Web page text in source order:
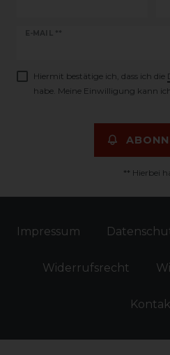
E-MAIL **
Newsletter
Hiermit bestätige ich, dass ich die
habe. Meine Einwilligung kann
** Hierbei
Impressum
Widerrufs­recht